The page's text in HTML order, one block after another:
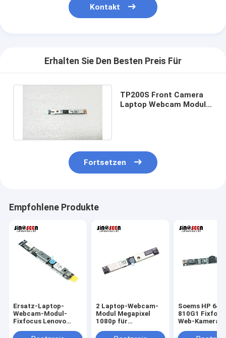
Kontakt
Erhalten Sie Den Besten Preis Für
TP200S Front Camera
Laptop Webcam Module
Fortsetzen
Empfohlene Produkte
Ersatz-Laptop-
Webcam-Modul-
Fixfocus Lenovo
2 Laptop-Webcam-
Modul Megapixel
1080p für
G1 G2 810 G1 840 G1
Soems HP
810G1
Web-Kamera-